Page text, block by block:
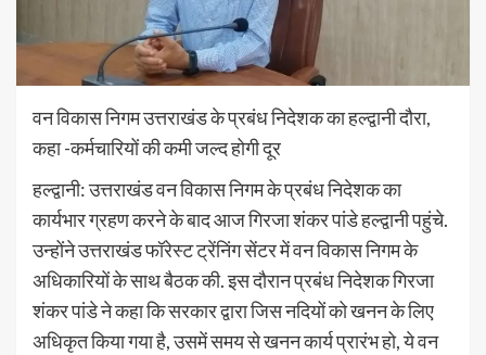
वन विकास निगम उत्तराखंड के प्रबंध निदेशक का हल्द्वानी दौरा,
कहा -कर्मचारियों की कमी जल्द होगी दूर
हल्द्वानी: उत्तराखंड वन विकास निगम के प्रबंध निदेशक का
कार्यभार ग्रहण करने के बाद आज गिरजा शंकर पांडे हल्द्वानी पहुंचे.
उन्होंने उत्तराखंड फॉरेस्ट ट्रेंनिंग सेंटर में वन विकास निगम के
अधिकारियों के साथ बैठक की. इस दौरान प्रबंध निदेशक गिरजा
शंकर पांडे ने कहा कि सरकार द्वारा जिस नदियों को खनन के लिए
अधिकृत किया गया है, उसमें समय से खनन कार्य प्रारंभ हो, ये वन